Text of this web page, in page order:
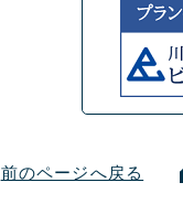
前のページへ戻る